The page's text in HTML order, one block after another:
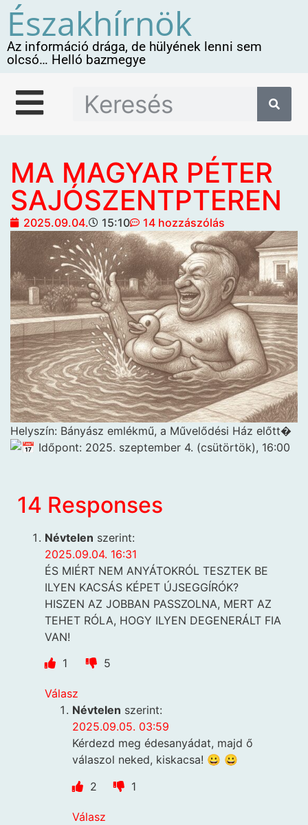
Északhírnök
Az információ drága, de hülyének lenni sem
olcsó… Helló bazmegye
MA MAGYAR PÉTER
SAJÓSZENTPTEREN
2025.09.04. 15:10 14 hozzászólás
Helyszín: Bányász emlékmű, a Művelődési Ház előtt�
Időpont: 2025. szeptember 4. (csütörtök), 16:00
14 Responses
Névtelen szerint:
2025.09.04. 16:31
ÉS MIÉRT NEM ANYÁTOKRÓL TESZTEK BE
ILYEN KACSÁS KÉPET ÚJSEGGÍRÓK?
HISZEN AZ JOBBAN PASSZOLNA, MERT AZ
TEHET RÓLA, HOGY ILYEN DEGENERÁLT FIA
VAN!
1
5
Válasz
Névtelen szerint:
2025.09.05. 03:59
Kérdezd meg édesanyádat, majd ő
válaszol neked, kiskacsa! 😀 😀
2
1
Válasz